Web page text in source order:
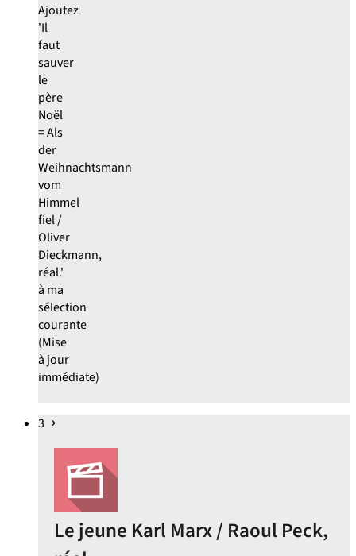
Ajoutez
'Il
faut
sauver
le
père
Noël
= Als
der
Weihnachtsmann
vom
Himmel
fiel /
Oliver
Dieckmann,
réal.'
à ma
sélection
courante
(Mise
à jour
immédiate)
3
Le jeune Karl Marx / Raoul Peck,